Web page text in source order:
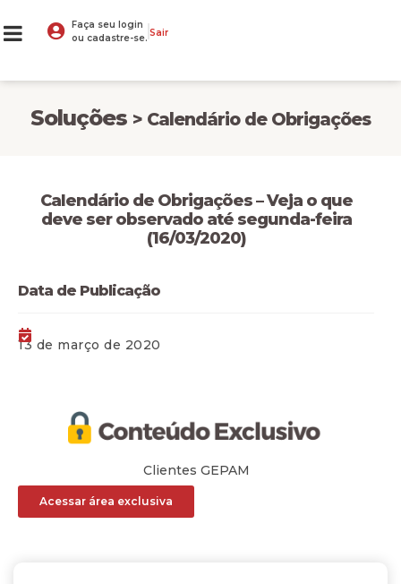
Faça seu login
ou cadastre-se. Sair
Soluções > Calendário de Obrigações
Calendário de Obrigações – Veja o que
deve ser observado até segunda-feira
(16/03/2020)
Data de Publicação
13 de março de 2020
Clientes GEPAM
Acessar área exclusiva